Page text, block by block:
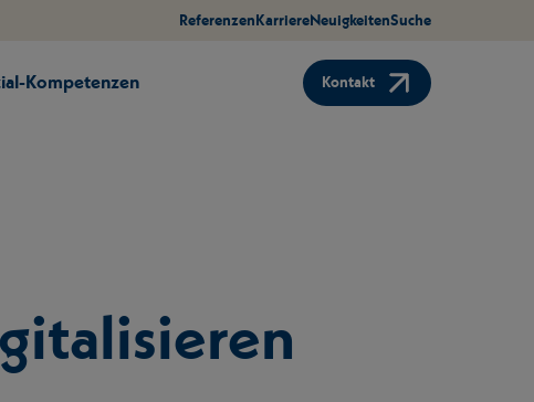
ReferenzenKarriereNeuigkeitenSuche
Kompetenzen Kontakt